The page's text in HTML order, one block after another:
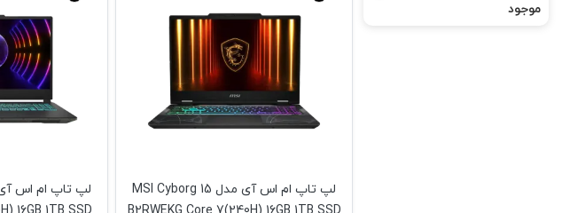
لپ تاپ ام اس آی مدل MSI Cyborg 15
موجود